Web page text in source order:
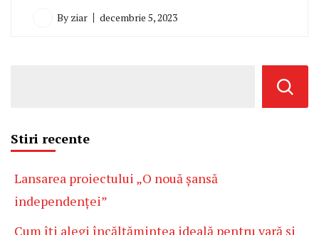
By ziar decembrie 5, 2023
Stiri recente
Lansarea proiectului „O nouă șansă
independenței”
Cum îți alegi încălțămintea ideală pentru vară și